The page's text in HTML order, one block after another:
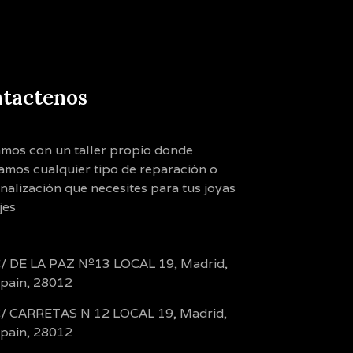
con un taller propio donde
cualquier tipo de reparación o
que necesites para tus joyas
DE LA PAZ Nº13 LOCAL 19, Madrid,
28012
CARRETAS N 12 LOCAL 19, Madrid,
28012